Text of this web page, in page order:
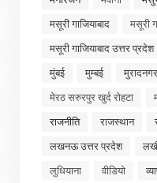
मसूरी गाजियाबाद
मसूरी
मसूरी गाजियाबाद उत्तर प्रदेश
मुंबई
मुम्बई मुरादनगर
मेरठ सरुरपुर खुर्द रोहटा
राजनीति
राजस्थान
लखनऊ उत्तर प्रदेश
लुधियाना
वीडियो